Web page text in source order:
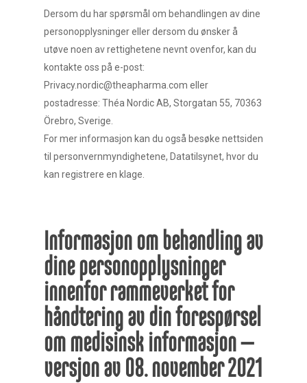
Dersom du har spørsmål om behandlingen av dine
personopplysninger eller dersom du ønsker å
utøve noen av rettighetene nevnt ovenfor, kan du
kontakte oss på e-post:
Privacy.nordic@theapharma.com eller
postadresse: Théa Nordic AB, Storgatan 55, 70363
Örebro, Sverige.
For mer informasjon kan du også besøke nettsiden
til personvernmyndighetene, Datatilsynet, hvor du
kan registrere en klage.
Informasjon om behandling av
dine personopplysninger
innenfor rammeverket for
håndtering av din forespørsel
om medisinsk informasjon –
versjon av 08. november 2021